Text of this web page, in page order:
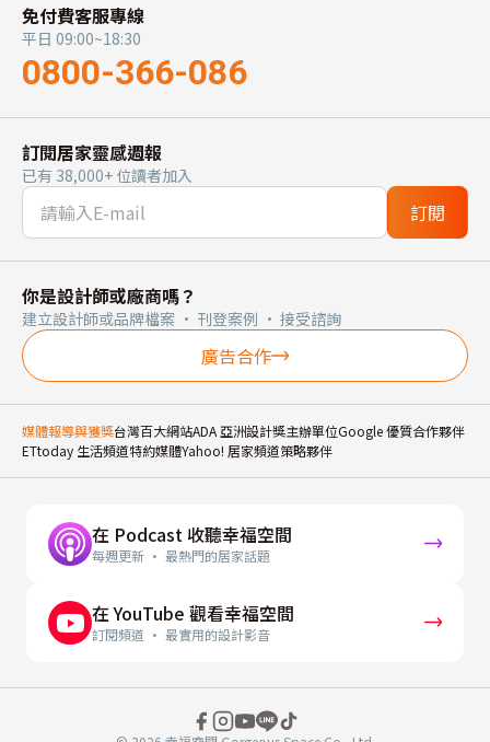
免付費客服專線
平日 09:00~18:30
0800-366-086
訂閱居家靈感週報
已有 38,000+ 位讀者加入
訂閱
你是設計師或廠商嗎？
建立設計師或品牌檔案 · 刊登案例 · 接受諮詢
廣告合作
媒體報導與獲獎台灣百大網站ADA 亞洲設計獎主辦單位Google 優質合作夥伴
ETtoday 生活頻道特約媒體Yahoo! 居家頻道策略夥伴
在 Podcast 收聽幸福空間
每週更新 · 最熱門的居家話題
在 YouTube 觀看幸福空間
訂閱頻道 · 最實用的設計影音